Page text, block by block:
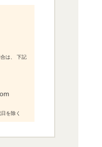
は、 下記
を除く